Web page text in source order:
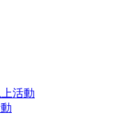
上活動